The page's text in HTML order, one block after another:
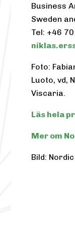
Business
Sweden
Tel: +46
Foto:
Luoto, vd,
Viscaria.
Läs hela
Mer om
Bild: